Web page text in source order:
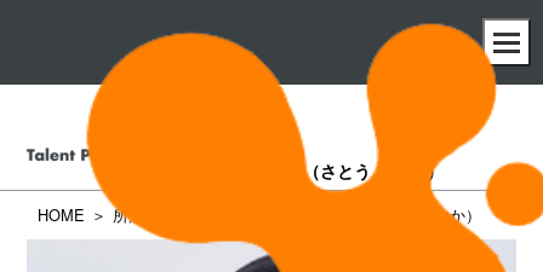
佐藤 沙也加（さとう さやか）
HOME 所属タレント一覧 佐藤 沙也加（さとう さやか）